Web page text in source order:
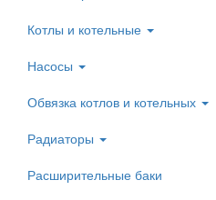
Котлы и котельные
Насосы
Обвязка котлов и котельных
Радиаторы
Расширительные баки